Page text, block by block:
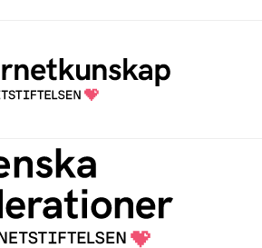
som hjälper dig att bli en
medveten internetanvändare
federationer
medlemskap i en sektors- eller
federation